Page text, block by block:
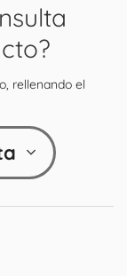
rellenando el